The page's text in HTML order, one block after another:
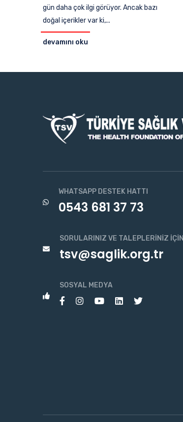
gün daha çok ilgi görüyor. Ancak bazı
doğal içerikler var ki,...
devamını oku
WHATSAPP DESTEK HATTI
0543 681 37 73
SORULARINIZ VE TALEPLERINIZ İÇIN
tsv@saglik.org.tr
SOSYAL MEDYA